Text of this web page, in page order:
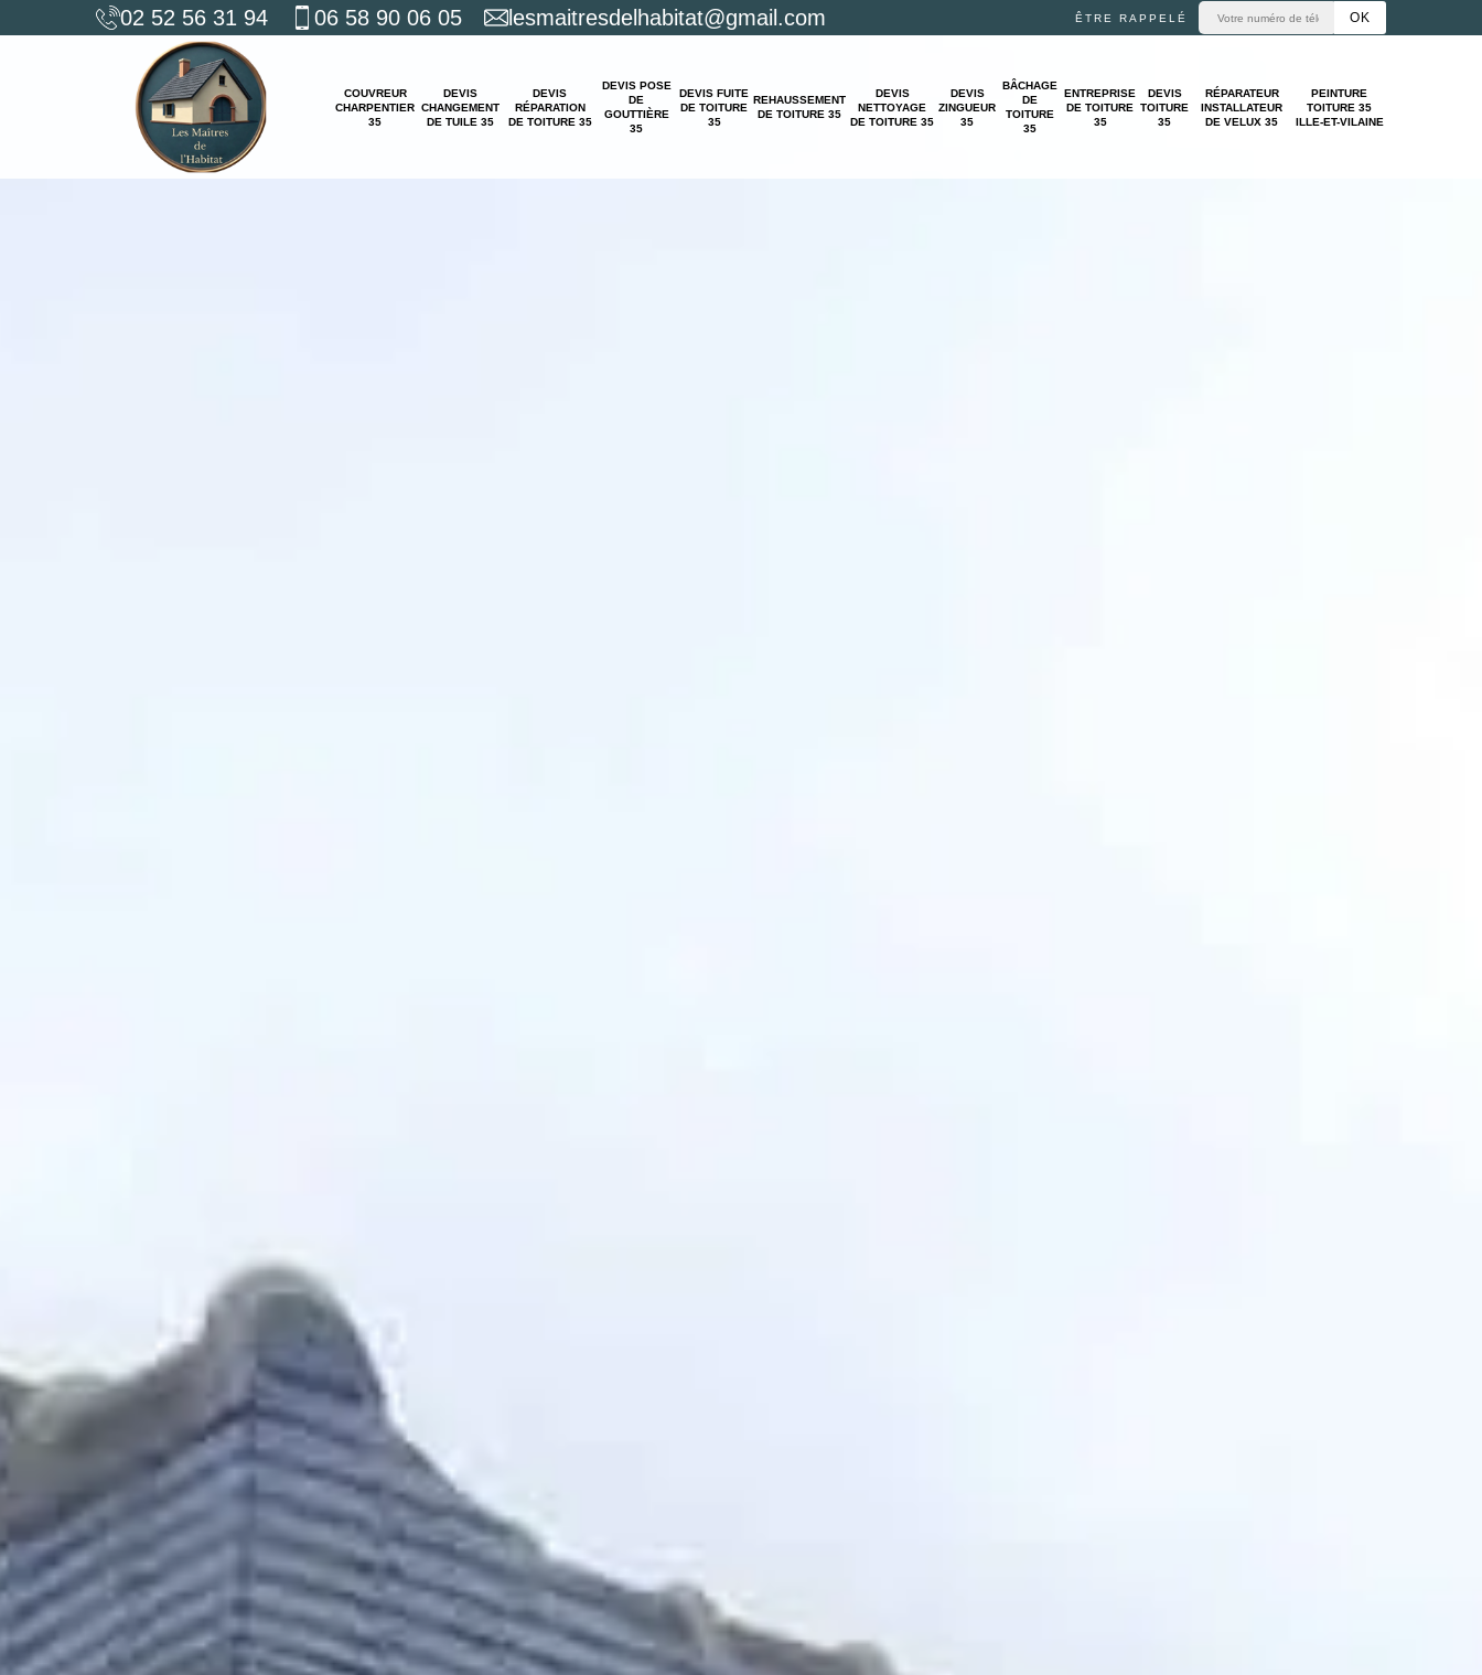
02 52 56 31 94 06 58 90 06 05 lesmaitresdelhabitat@gmail.com ÊTRE RAPPELÉ
COUVREUR
CHARPENTIER
35
DEVIS
CHANGEMENT
DE TUILE 35
DEVIS
RÉPARATION
DE TOITURE 35
DEVIS POSE
DE
GOUTTIÈRE
35
DEVIS FUITE
DE TOITURE
35
REHAUSSEMENT
DE TOITURE 35
DEVIS
NETTOYAGE
DE TOITURE 35
DEVIS
ZINGUEUR
35
BÂCHAGE
DE
TOITURE
35
ENTREPRISE
DE TOITURE
35
DEVIS
TOITURE
35
RÉPARATEUR
INSTALLATEUR
DE VELUX 35
PEINTURE
TOITURE 35
ILLE-ET-VILAINE